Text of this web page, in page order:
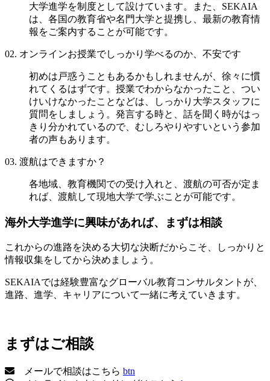
大学進学を制度として設けています。また、SEKAIA
は、各国の教育省や名門大学と提携し、最新の教育情
報をご案内することが可能です。
02. オンラインお授業でしっかり学べるのか、不安です
初めは戸惑うこともあるかもしれませんが、徐々に慣
れてくるはずです。授業でわからなかったこと、つい
けいけなかったことなどは、しっかり大学スタッフに
質問をしましょう。発言する時と、話を聞く時がはっ
きり分かれているので、むしろやりやすいという参加
者の声もあります。
03. 渡航はできますか？
各地域、教育機関での受け入れと、渡航の可否が定ま
れば、渡航して現地大学で学ぶことが可能です。
海外大学進学に興味があれば、まずは相談
これからの進路を決める大切な決断だからこそ、しっかりと
情報収集をしてから決めましょう。
SEKAIAでは経験豊富なグローバル教育コンサルタントが、
進路、進学、キャリアについて一緒に考えていきます。
まずはご相談
メールで相談はこちら btn